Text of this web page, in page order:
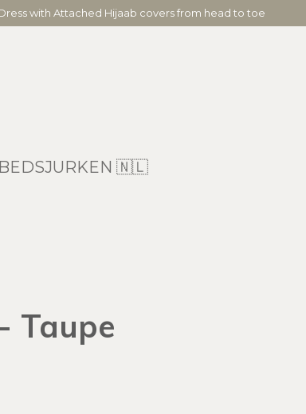
with Attached Hijaab covers from head to toe
🇳🇱
Taupe